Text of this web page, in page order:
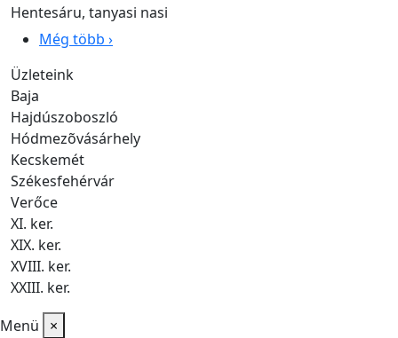
Hentesáru, tanyasi nasi
Még több ›
Üzleteink
Baja
Hajdúszoboszló
Hódmezõvásárhely
Kecskemét
Székesfehérvár
Verőce
XI. ker.
XIX. ker.
XVIII. ker.
XXIII. ker.
Menü
×